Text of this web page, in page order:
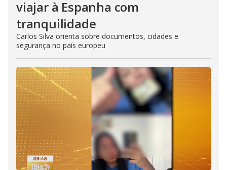
viajar à Espanha com
tranquilidade
Carlos Silva orienta sobre documentos, cidades e
segurança no país europeu